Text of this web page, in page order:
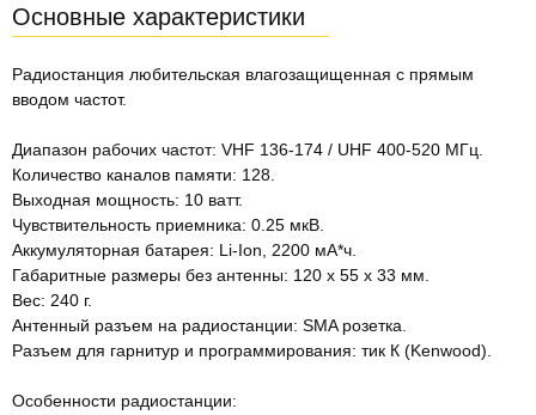
Основные характеристики
Радиостанция любительская влагозащищенная с прямым
вводом частот.
Диапазон рабочих частот: VHF 136-174 / UHF 400-520 МГц.
Количество каналов памяти: 128.
Выходная мощность: 10 ватт.
Чувствительность приемника: 0.25 мкВ.
Аккумуляторная батарея: Li-Ion, 2200 мА*ч.
Габаритные размеры без антенны: 120 х 55 х 33 мм.
Вес: 240 г.
Антенный разъем на радиостанции: SMA розетка.
Разъем для гарнитур и программирования: тик К (Kenwood).
Особенности радиостанции: